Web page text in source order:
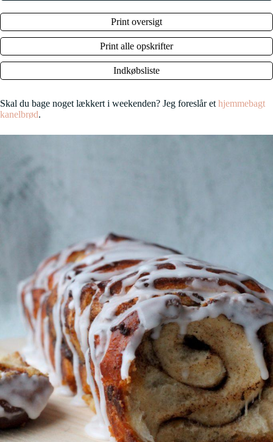
Print oversigt
Print alle opskrifter
Indkøbsliste
Skal du bage noget lækkert i weekenden? Jeg foreslår et hjemmebagt
kanelbrød.